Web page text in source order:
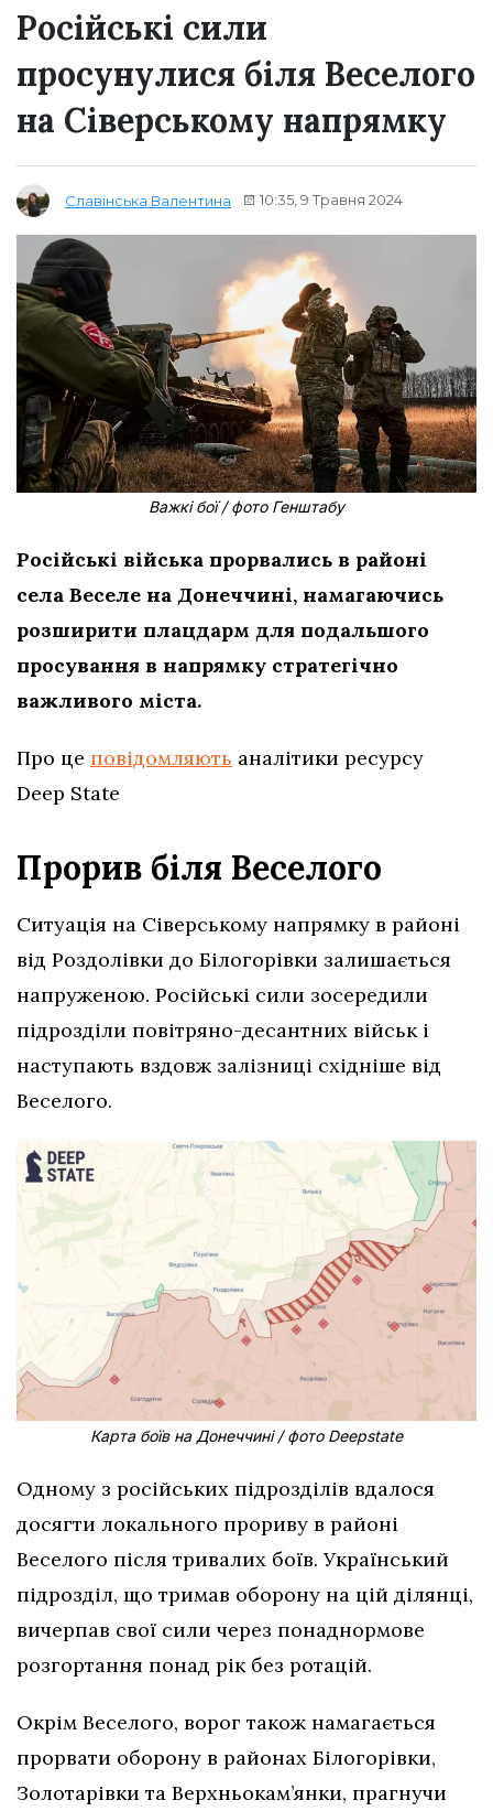
Російські сили
просунулися біля Веселого
на Сіверському напрямку
Славінська Валентина 10:35, 9 Травня 2024
Важкі бої / фото Генштабу
Російські війська прорвались в районі
села Веселе на Донеччині, намагаючись
розширити плацдарм для подальшого
просування в напрямку стратегічно
важливого міста.
Про це повідомляють аналітики ресурсу
Deep State
Прорив біля Веселого
Ситуація на Сіверському напрямку в районі
від Роздолівки до Білогорівки залишається
напруженою. Російські сили зосередили
підрозділи повітряно-десантних військ і
наступають вздовж залізниці східніше від
Веселого.
Карта боїв на Донеччині / фото Deepstate
Одному з російських підрозділів вдалося
досягти локального прориву в районі
Веселого після тривалих боїв. Український
підрозділ, що тримав оборону на цій ділянці,
вичерпав свої сили через понаднормове
розгортання понад рік без ротацій.
Окрім Веселого, ворог також намагається
прорвати оборону в районах Білогорівки,
Золотарівки та Верхньокам’янки, прагнучи